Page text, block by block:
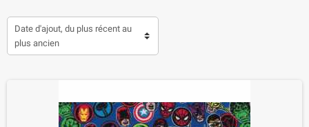
Date d'ajout, du plus récent au
plus ancien